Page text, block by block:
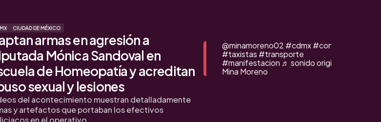
CIUDAD DE MÉXICO
armas en agresión a
Mónica Sandoval en
de Homeopatía y acreditan
sexual y lesiones
del acontecimiento muestran detalladamente
y artefactos que portaban los efectivos
en el operativo.…
@minamoreno02 #cdmx#congreso
#taxistas #transporte
#manifestacion ♬ sonido original -
Mina Moreno